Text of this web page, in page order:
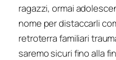
ragazzi, ormai
nome per distaccarli
retroterra familiari
saremo sicuri fino alla